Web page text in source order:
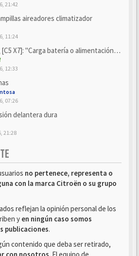
21:42
aireadores climatizador
11:24
X7]: "Carga batería o alimentación eléctri...
12:33
07:26
delantera dura
21:28
no pertenece, representa o
con la marca Citroën o su grupo
reflejan la opinión personal de los
y en ningún caso somos
publicaciones.
contenido que deba ser retirado,